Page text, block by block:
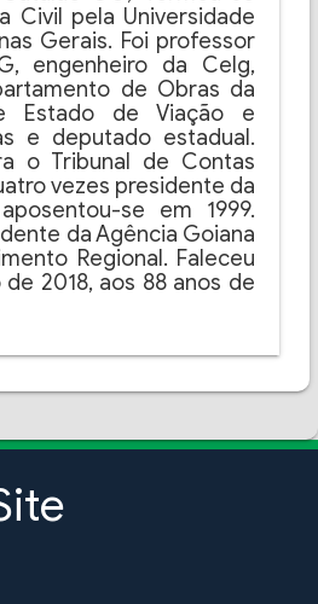
Civil pela Universidade
Gerais. Foi professor
engenheiro da Celg,
de Obras da
Estado de Viação e
e deputado estadual.
o Tribunal de Contas
vezes presidente da
se em 1999.
da Agência Goiana
Regional. Faleceu
2018, aos 88 anos de